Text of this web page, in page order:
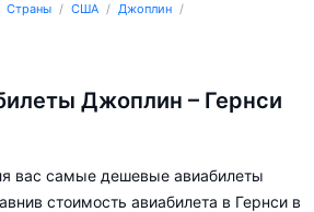
Страны США
Джоплин
Джоплин – Гернси
вас самые дешевые авиабилеты
стоимость авиабилета в Гернси в